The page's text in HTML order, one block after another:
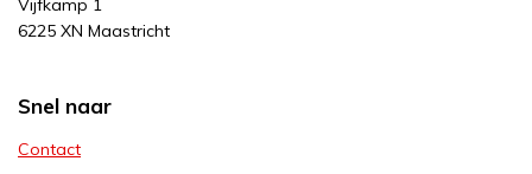
o
Vijfkamp 1
6225 XN Maastricht
Snel naar
Contact